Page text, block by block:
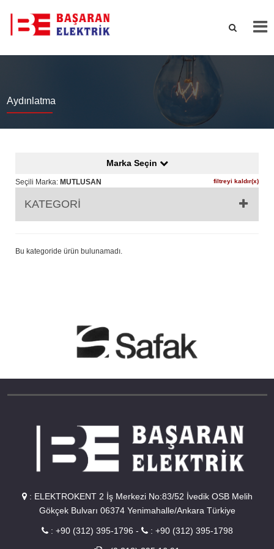
Aydınlatma
Marka Seçin
Seçili Marka: MUTLUSAN filtreyi kaldır(x)
KATEGORİ
Bu kategoride ürün bulunamadı.
: ELEKTROKENT 2 İş Merkezi No:83/52 İvedik OSB Melih
Gökçek Bulvarı 06374 Yenimahalle/Ankara Türkiye
: +90 (312) 395-1796 - : +90 (312) 395-1798